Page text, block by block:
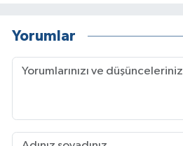
Yorumlar